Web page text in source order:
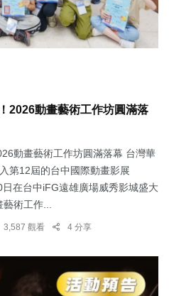
2026動畫藝術工作坊圓滿落
動畫藝術工作坊圓滿落幕 台灣華
第12屆的台中國際動畫影展
在台中iFG遠雄廣場威秀影城盛大
藝術工作...
3,587 觀看 4 分享